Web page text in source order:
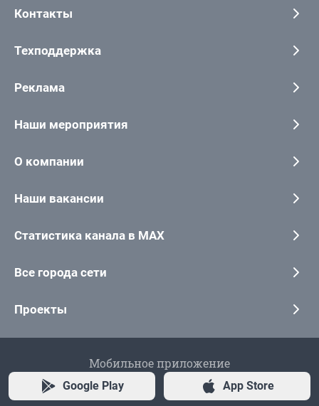
Контакты
Техподдержка
Реклама
Наши мероприятия
О компании
Наши вакансии
Статистика канала в MAX
Все города сети
Проекты
Мобильное приложение
Google Play App Store